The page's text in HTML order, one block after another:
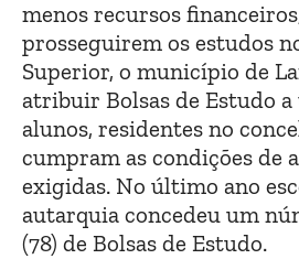
menos recursos
prosseguirem os estudos
Superior, o município de
atribuir Bolsas de Estudo a
alunos, residentes no
cumpram as condições de
exigidas. No último ano
autarquia concedeu um
(78) de Bolsas de Estudo.